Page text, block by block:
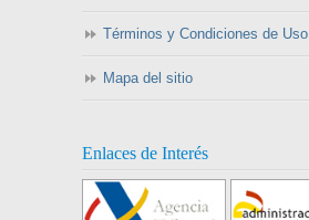
Términos y Condiciones de Uso
Mapa del sitio
Enlaces de Interés